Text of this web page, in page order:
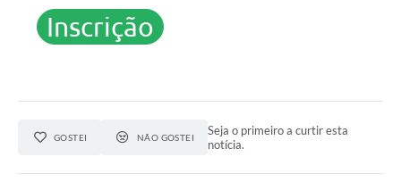
Inscrição
GOSTEI NÃO GOSTEI
Seja o primeiro a curtir esta
notícia.